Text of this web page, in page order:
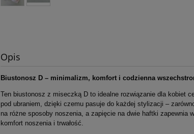
Opis
Biustonosz D – minimalizm, komfort i codzienna
Ten biustonosz z miseczką D to idealne rozwiązanie dla kobiet
pod ubraniem, dzięki czemu pasuje do każdej stylizacji –
na różne sposoby noszenia, a zapięcie na dwie haftki zapewnia
komfort noszenia i trwałość.